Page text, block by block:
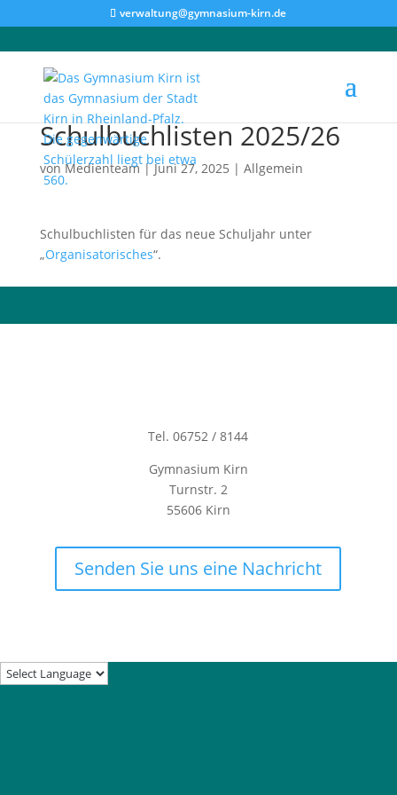
verwaltung@gymnasium-kirn.de
Schulbuchlisten 2025/26
vonMedienteam|Juni 27, 2025 | Allgemein
Schulbuchlisten für das neue Schuljahr unter
„Organisatorisches“.
Tel. 06752 / 8144
Gymnasium Kirn
Turnstr. 2
55606 Kirn
Senden Sie uns eine Nachricht